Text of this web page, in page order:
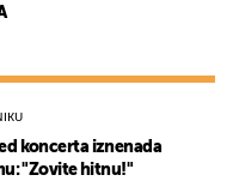
koncerta iznenada
"Zovite hitnu!"